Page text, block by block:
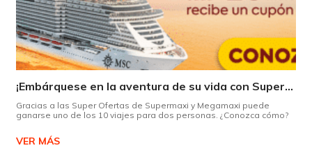
¡Embárquese en la aventura de su vida con Supermaxi!
Gracias a las Super Ofertas de Supermaxi y Megamaxi puede
ganarse uno de los 10 viajes para dos personas. ¿Conozca cómo?
VER MÁS